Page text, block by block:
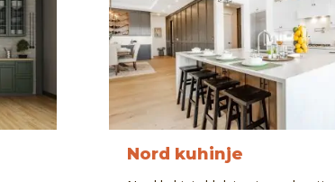
Nord kuhinje